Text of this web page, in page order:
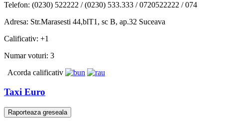
Telefon: (0230) 522222 / (0230) 533.333 / 0720522222 / 074
Adresa: Str.Marasesti 44,blT1, sc B, ap.32 Suceava
Calificativ: +1
Numar voturi: 3
Acorda calificativ
Taxi Euro